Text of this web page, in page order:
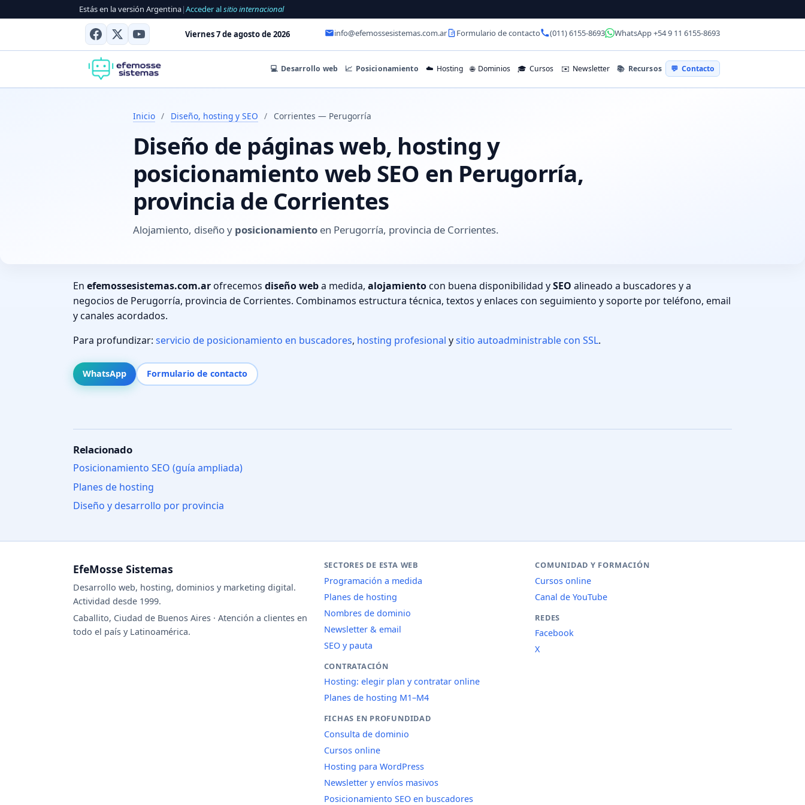
Estás en la versión Argentina|Acceder alsitio internacional
Viernes 7 de agosto de 2026 info@efemossesistemas.com.ar Formulario de contacto (011) 6155-8693 WhatsApp +54 9 11 6155-8693
💻 Desarrollo web 📈 Posicionamiento ☁️ Hosting 🌐 Dominios 🎓 Cursos ✉️ Newsletter 📚 Recursos 💬 Contacto
Inicio / Diseño, hosting y SEO / Corrientes — Perugorría
Diseño de páginas web, hosting y
posicionamiento web SEO en Perugorría,
provincia de Corrientes
Alojamiento, diseño y posicionamiento en Perugorría, provincia de Corrientes.
En efemossesistemas.com.arofrecemos diseño weba medida, alojamientocon buena disponibilidad ySEO alineado a buscadores y a
negocios de Perugorría, provincia de Corrientes. Combinamos estructura técnica, textos y enlaces con seguimiento y soporte por teléfono, email
y canales acordados.
Para profundizar: servicio de posicionamiento en buscadores, hosting profesional ysitio autoadministrable con SSL.
WhatsApp Formulario de contacto
Relacionado
Posicionamiento SEO (guía ampliada)
Planes de hosting
Diseño y desarrollo por provincia
EfeMosse Sistemas
Desarrollo web, hosting, dominios y marketing digital.
Actividad desde 1999.
Caballito, Ciudad de Buenos Aires · Atención a clientes en
todo el país y Latinoamérica.
SECTORES DE ESTA WEB
Programación a medida
Planes de hosting
Nombres de dominio
Newsletter & email
SEO y pauta
CONTRATACIÓN
Hosting: elegir plan y contratar online
Planes de hosting M1–M4
FICHAS EN PROFUNDIDAD
Consulta de dominio
Cursos online
Hosting para WordPress
Newsletter y envíos masivos
Posicionamiento SEO en buscadores
COMUNIDAD Y FORMACIÓN
Cursos online
Canal de YouTube
REDES
Facebook
X